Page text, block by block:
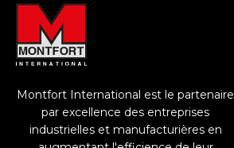
Montfort International est le partenaire
par excellence des entreprises
industrielles et manufacturières en